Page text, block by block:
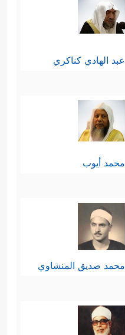
عبد الهادي كناكري
محمد أيوب
محمد صديق المنشاوي